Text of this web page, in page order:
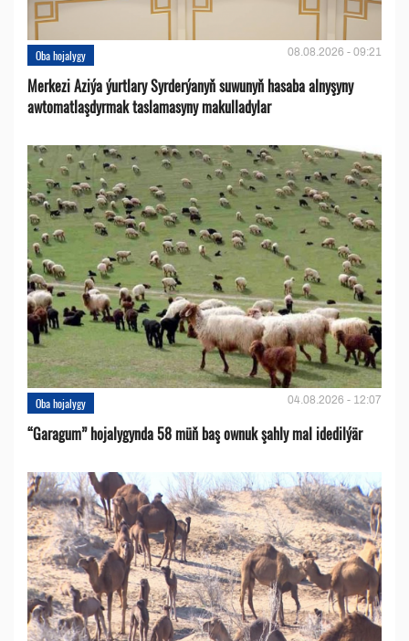
Oba hojalygy 08.08.2026 - 09:21
Merkezi Aziýa ýurtlary Syrderýanyň suwunyň hasaba alnyşyny
awtomatlaşdyrmak taslamasyny makulladylar
Oba hojalygy 04.08.2026 - 12:07
“Garagum” hojalygynda 58 müň baş ownuk şahly mal idedilýär